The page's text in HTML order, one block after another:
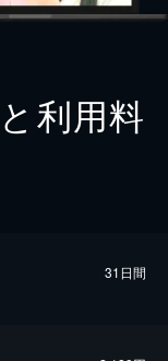
利用料
31日間